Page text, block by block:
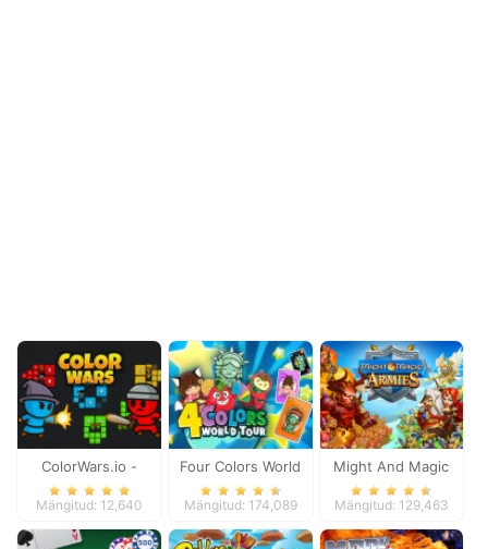
ColorWars.io -
Conquest Game
Mängitud: 12,640
Four Colors World
Tour
Mängitud: 174,089
Might And Magic
Armies
Mängitud: 129,463